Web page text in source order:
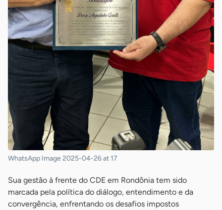
WhatsApp Image 2025-04-26 at 17
Sua gestão à frente do CDE em Rondônia tem sido
marcada pela política do diálogo, entendimento e da
convergência, enfrentando os desafios impostos